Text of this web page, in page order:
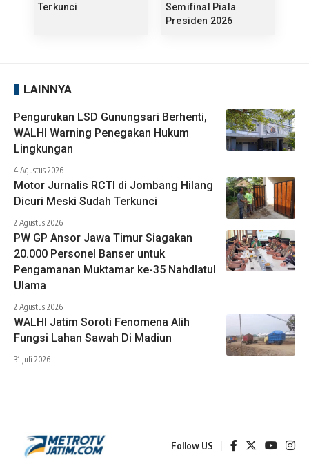
Terkunci
Semifinal Piala
Presiden 2026
LAINNYA
Pengurukan LSD Gunungsari Berhenti,
WALHI Warning Penegakan Hukum
Lingkungan
4 Agustus 2026
Motor Jurnalis RCTI di Jombang Hilang
Dicuri Meski Sudah Terkunci
2 Agustus 2026
PW GP Ansor Jawa Timur Siagakan
20.000 Personel Banser untuk
Pengamanan Muktamar ke-35 Nahdlatul
Ulama
2 Agustus 2026
WALHI Jatim Soroti Fenomena Alih
Fungsi Lahan Sawah Di Madiun
31 Juli 2026
Follow US